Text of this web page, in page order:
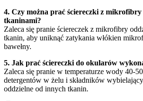
4. Czy można prać ściereczki z
tkaninami?
Zaleca się pranie ściereczek z mikrofibry
tkanin, aby uniknąć zatykania włókien
bawełny.
5. Jak prać ściereczki do okularów
Zaleca się pranie w temperaturze wody 40-
detergentów w żelu i składników
oddzielne od innych tkanin.